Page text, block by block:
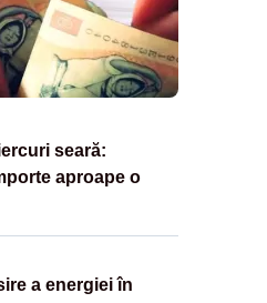
seară:
aproape o
a energiei în